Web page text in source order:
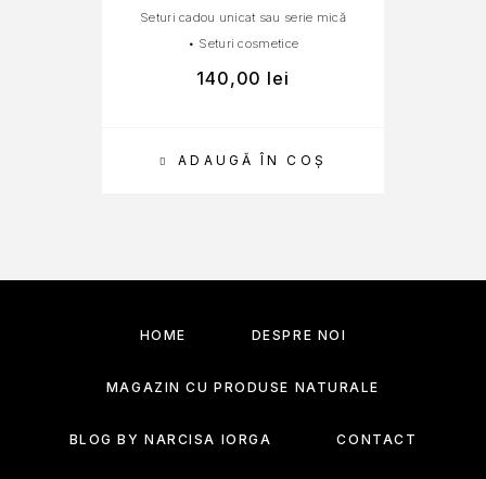
ADAUGĂ ÎN COȘ
Seturi cadou unicat sau serie mică
• Seturi cosmetice
140,00 lei
HOME DESPRE NOI
MAGAZIN CU PRODUSE NATURALE
BLOG BY NARCISA IORGA CONTACT